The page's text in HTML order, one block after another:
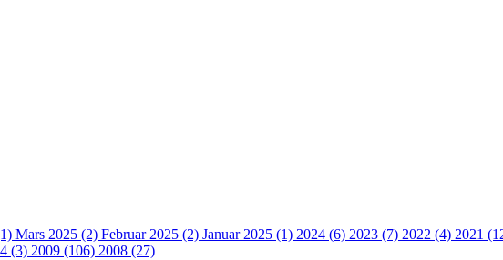
Mars 2025 (2) Februar 2025 (2) Januar 2025 (1) 2024 (6) 2023 (7) 2022 (4) 2021
(3) 2009 (106) 2008 (27)